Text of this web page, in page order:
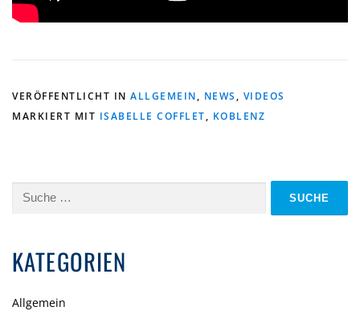
VERÖFFENTLICHT IN ALLGEMEIN, NEWS, VIDEOS
MARKIERT MIT ISABELLE COFFLET, KOBLENZ
Suche
KATEGORIEN
Allgemein